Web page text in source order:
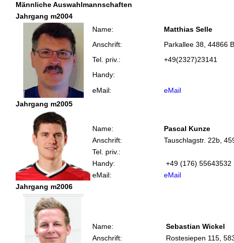
Männliche Auswahlmannschaften
Jahrgang m2004
Name:
Matthias Selle
Anschrift:
Parkallee 38, 44866
Tel. priv.:
+49(2327)23141
Handy:
eMail:
eMail
Jahrgang m2005
Name:
Pascal Kunze
Anschrift:
Tauschlagstr. 22b,
Tel. priv.:
Handy:
+49 (176) 55643532
eMail:
eMail
Jahrgang m2006
Name:
Sebastian Wickel
Anschrift:
Rostesiepen 115,